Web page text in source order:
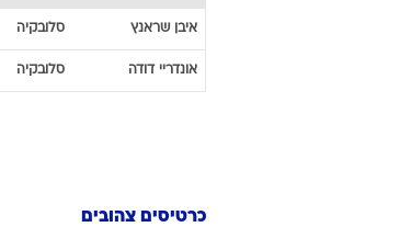
איבן שראנץ סלובקיה
אונדריי דודה סלובקיה
כרטיסים צהובים